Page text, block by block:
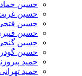
حسین حماد
حسین غربت خواه
حسین فتحی
حسین قنبری
حسین گنجی
حسین گودرزی
حمید پیروزنیا
حمید تهرانی و مهدی